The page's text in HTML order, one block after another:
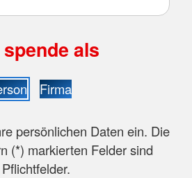
als
Firma
persönlichen Daten ein. Die
(*) markierten Felder sind
Pflichtfelder.